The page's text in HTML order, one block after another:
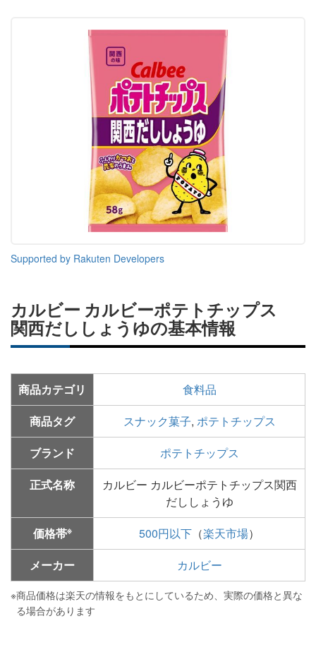
Supported by Rakuten Developers
カルビー カルビーポテトチップス
関西だししょうゆの基本情報
商品カテゴリ
食料品
商品タグ
スナック菓子, ポテトチップス
ブランド
ポテトチップス
正式名称
カルビー カルビーポテトチップス関西
だししょうゆ
価格帯※ 500円以下 （楽天市場）
メーカー
カルビー
※商品価格は楽天の情報をもとにしているため、実際の価格と異な
る場合があります